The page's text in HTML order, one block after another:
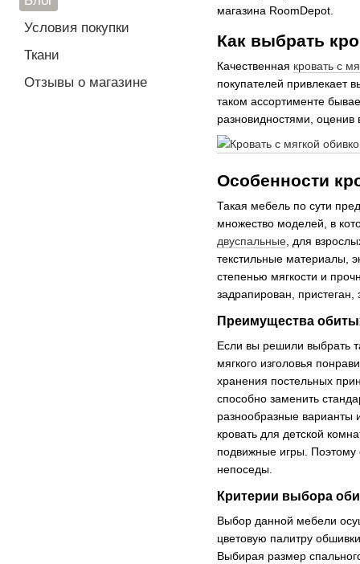
магазина RoomDepot.
Как выбрать
Качественная кровать с
покупателей привлекает
таком ассортименте
разновидностями,
Особенности
Такая мебель по сути
множество моделей, в
двуспальные , для
текстильные материалы,
степенью мягкости и
задрапирован,
Преимущества
Если вы решили выбрать
мягкого изголовья
хранения постельных
способно заменить
разнообразные варианты
кровать для детской
подвижные игры. Поэтому
непоседы.
Критерии выбора
Выбор данной мебели
цветовую палитру
Выбирая размер
Условия покупки
Ткани
Отзывы о магазине